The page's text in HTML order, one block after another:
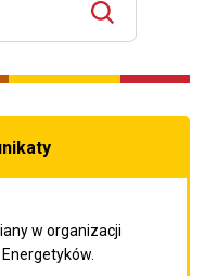
w organizacji